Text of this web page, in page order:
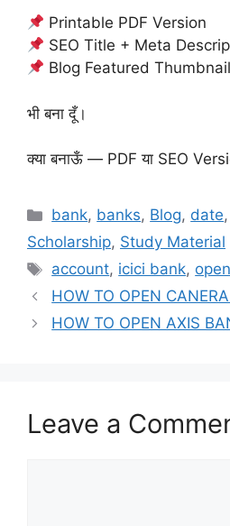
Printable PDF Version
SEO Title + Meta
Blog Featured
भी बना दूँ।
क्या बनाऊँ — PDF या SEO
Categories
bank, banks, Blog, date
Scholarship, Study Material
Tags
account, icici bank, open
HOW TO OPEN
HOW TO OPEN AXIS
Leave a